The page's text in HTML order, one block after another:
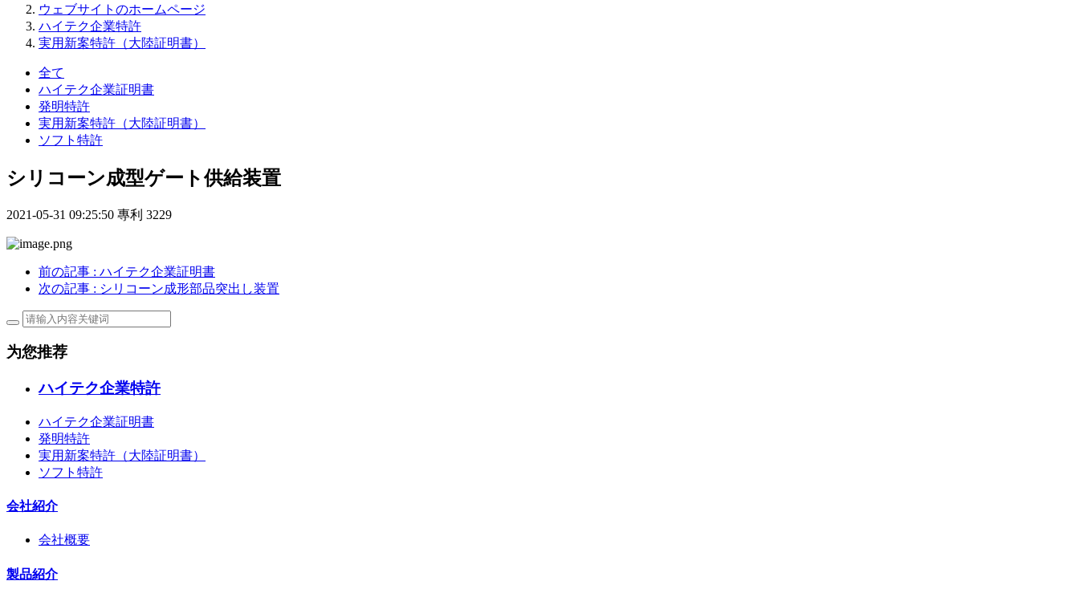
ウェブサイトのホームページ
ハイテク企業特許
実用新案特許（大陸証明書）
全て
ハイテク企業証明書
発明特許
実用新案特許（大陸証明書）
ソフト特許
シリコーン成型ゲート供給装置
2021-05-31 09:25:50 專利 3229
前の記事 : ハイテク企業証明書
次の記事 : シリコーン成形部品突出し装置
为您推荐
ハイテク企業特許
ハイテク企業証明書
発明特許
実用新案特許（大陸証明書）
ソフト特許
会社紹介
会社概要
製品紹介